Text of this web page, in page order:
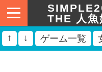
THE 人魚
リズム
↑ ↓ ゲーム一覧